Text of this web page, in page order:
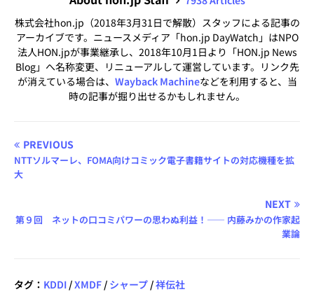
株式会社hon.jp（2018年3月31日で解散）スタッフによる記事の
アーカイブです。ニュースメディア「hon.jp DayWatch」はNPO
法人HON.jpが事業継承し、2018年10月1日より「HON.jp News
Blog」へ名称変更、リニューアルして運営しています。リンク先
が消えている場合は、 Wayback Machineなどを利用すると、当
時の記事が掘り出せるかもしれません。
PREVIOUS
NTTソルマーレ、FOMA向けコミック電子書籍サイトの対応機種を拡
大
NEXT
第９回 ネットの口コミパワーの思わぬ利益！―― 内藤みかの作家起
業論
タグ： KDDI /XMDF / シャープ /祥伝社